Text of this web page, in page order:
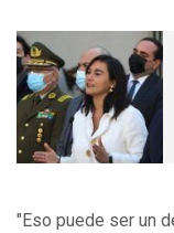
"Eso puede ser un